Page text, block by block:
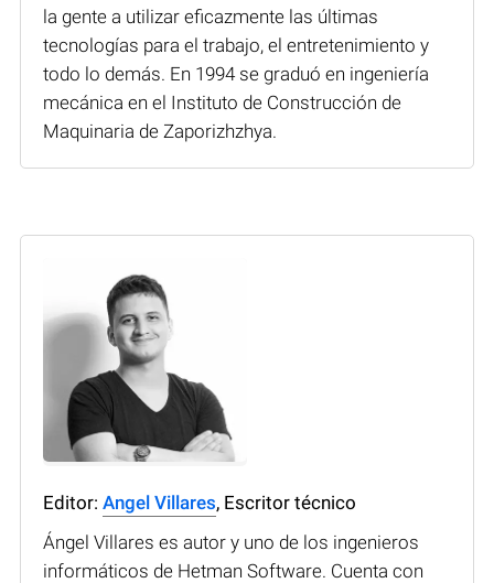
la gente a utilizar eficazmente las últimas
tecnologías para el trabajo, el entretenimiento y
todo lo demás. En 1994 se graduó en ingeniería
mecánica en el Instituto de Construcción de
Maquinaria de Zaporizhzhya.
Editor: Angel Villares, Escritor técnico
Ángel Villares es autor y uno de los ingenieros
informáticos de Hetman Software. Cuenta con